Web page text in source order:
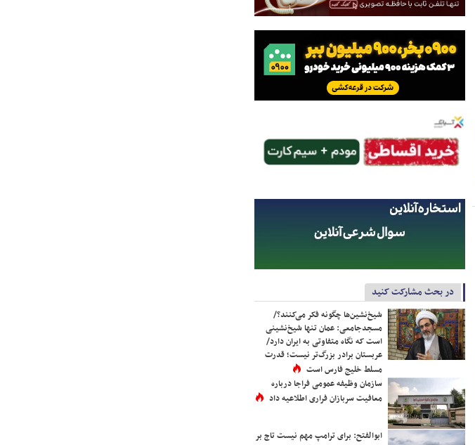
در بحث مشارکت کنید
شیخ‌نشین‌ها چگونه فکر می‌کنند؟/
مسجدجامعی: عمان تنها شیخ‌نشینی
است که نگاه متفاوتی به ایران دارد/
عربستان برادر بزرگ‌تر نیست؛ قدرت
مسلط خلیج فارس است
سازمان وظیفه عمومی فراجا درباره
معافیت سربازان فراری اطلاعیه داد
ابوالفتح: برای ترامپ مهم نیست تاج بر